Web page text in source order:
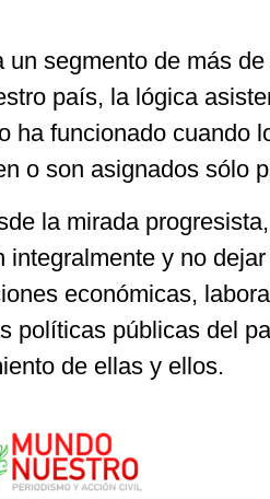
un segmento de más
país, la lógica
ha funcionado cuando
o son asignados sólo
la mirada
integralmente y no
económicas,
políticas públicas del
de ellas y ellos.